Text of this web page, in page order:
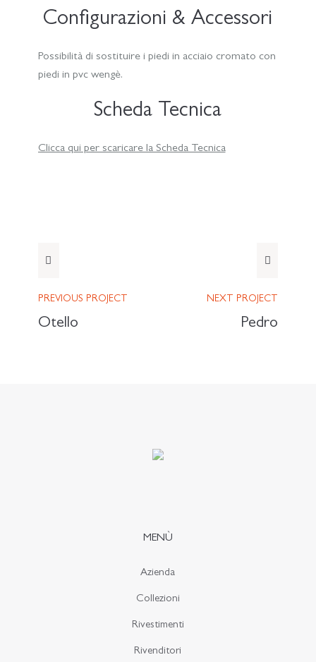
Configurazioni & Accessori
Possibilità di sostituire i piedi in acciaio cromato con
piedi in pvc wengè.
Scheda Tecnica
Clicca qui per scaricare la Scheda Tecnica
PREVIOUS PROJECT
Otello
NEXT PROJECT
Pedro
MENÙ
Azienda
Collezioni
Rivestimenti
Rivenditori